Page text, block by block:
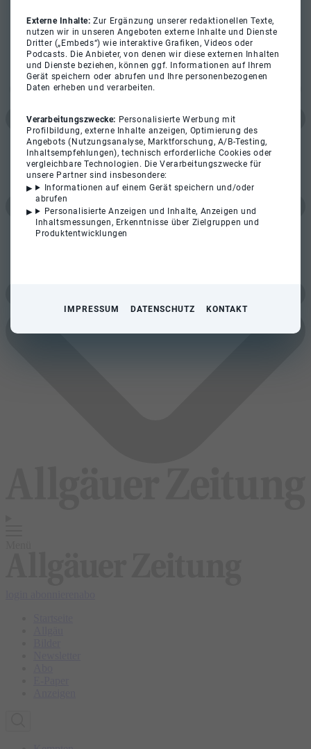
Externe Inhalte:Zur Ergänzung unserer redaktionellen Texte,
nutzen wir in unseren Angeboten externe Inhalte und Dienste
Dritter („Embeds“) wie interaktive Grafiken, Videos oder
Podcasts. Die Anbieter, von denen wir diese externen Inhalten
und Dienste beziehen, können ggf. Informationen auf Ihrem
Gerät speichern oder abrufen und Ihre personenbezogenen
Daten erheben und verarbeiten.
Verarbeitungszwecke: Personalisierte Werbung mit
Profilbildung, externe Inhalte anzeigen, Optimierung des
Angebots (Nutzungsanalyse, Marktforschung, A/B-Testing,
Inhaltsempfehlungen), technisch erforderliche Cookies oder
vergleichbare Technologien. Die Verarbeitungszwecke für
unsere Partner sind insbesondere:
Informationen auf einem Gerät speichern und/oder
abrufen
Personalisierte Anzeigen und Inhalte, Anzeigen und
Inhaltsmessungen, Erkenntnisse über Zielgruppen und
Produktentwicklungen
IMPRESSUM DATENSCHUTZ KONTAKT